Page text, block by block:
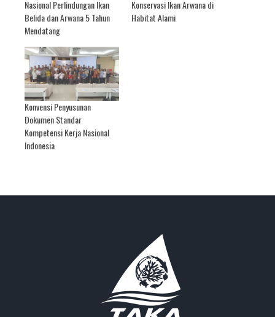
Nasional Perlindungan Ikan
Belida dan Arwana 5 Tahun
Mendatang
Konservasi Ikan Arwana di
Habitat Alami
Konvensi Penyusunan
Dokumen Standar
Kompetensi Kerja Nasional
Indonesia